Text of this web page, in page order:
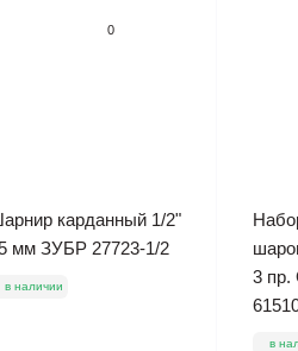
0
карданный 1/2"
мм ЗУБР 27723-1/2
в наличии
3 пр.
в